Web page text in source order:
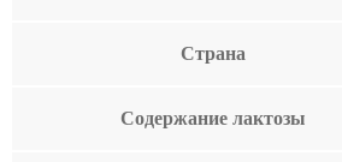
Страна
Содержание лактозы